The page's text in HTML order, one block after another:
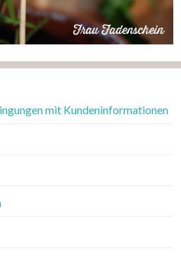
mit Kundeninformationen